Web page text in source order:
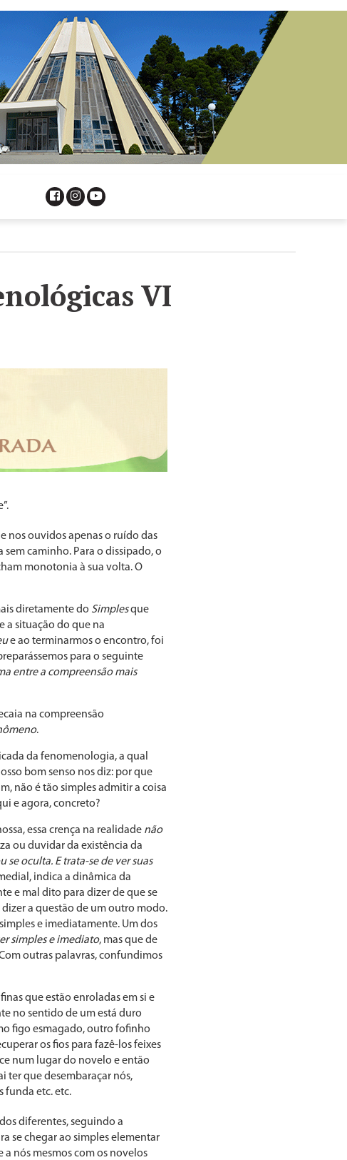
VI
nos ouvidos apenas o ruído das
sem caminho. Para o dissipado, o
monotonia à sua volta. O
diretamente do Simplesque
a situação do que na
e ao terminarmos o encontro, foi
para o seguinte
entre a compreensão mais
na compreensão
.
da fenomenologia, a qual
bom senso nos diz: por que
não é tão simples admitir a coisa
e agora, concreto?
essa crença na realidade não
ou duvidar da existência da
se oculta. E trata-se de ver suas
indica a dinâmica da
e mal dito para dizer de que se
a questão de um outro modo.
e imediatamente. Um dos
simples e imediato, mas que de
outras palavras, confundimos
que estão enroladas em si e
no sentido de um está duro
figo esmagado, outro fofinho
os fios para fazê-los feixes
num lugar do novelo e então
ter que desembaraçar nós,
funda etc. etc.
diferentes, seguindo a
se chegar ao simples elementar
nós mesmos com os novelos